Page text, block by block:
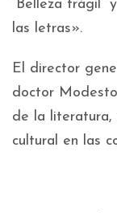
“Belleza
las letras».
El director
doctor
de la literatura,
cultural en las